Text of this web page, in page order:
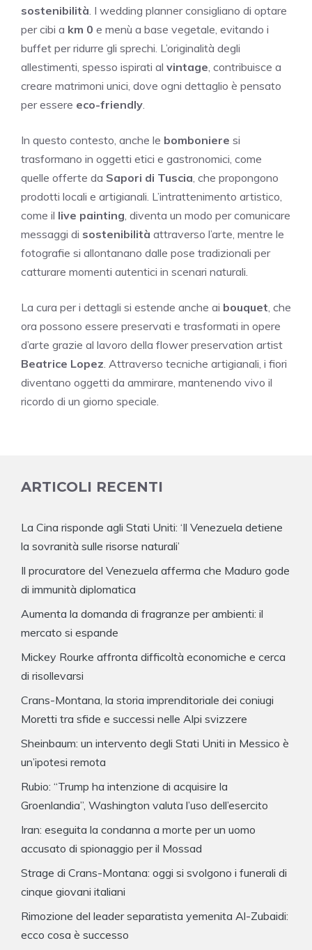
sostenibilità. I wedding planner consigliano di optare
per cibi a km 0 e menù a base vegetale, evitando i
buffet per ridurre gli sprechi. L’originalità degli
allestimenti, spesso ispirati al vintage, contribuisce a
creare matrimoni unici, dove ogni dettaglio è pensato
per essere eco-friendly.
In questo contesto, anche le bomboniere si
trasformano in oggetti etici e gastronomici, come
quelle offerte da Sapori di Tuscia, che propongono
prodotti locali e artigianali. L’intrattenimento artistico,
come il live painting, diventa un modo per comunicare
messaggi di sostenibilità attraverso l’arte, mentre le
fotografie si allontanano dalle pose tradizionali per
catturare momenti autentici in scenari naturali.
La cura per i dettagli si estende anche ai bouquet, che
ora possono essere preservati e trasformati in opere
d’arte grazie al lavoro della flower preservation artist
Beatrice Lopez. Attraverso tecniche artigianali, i fiori
diventano oggetti da ammirare, mantenendo vivo il
ricordo di un giorno speciale.
ARTICOLI RECENTI
La Cina risponde agli Stati Uniti: ‘Il Venezuela detiene
la sovranità sulle risorse naturali’
Il procuratore del Venezuela afferma che Maduro gode
di immunità diplomatica
Aumenta la domanda di fragranze per ambienti: il
mercato si espande
Mickey Rourke affronta difficoltà economiche e cerca
di risollevarsi
Crans-Montana, la storia imprenditoriale dei coniugi
Moretti tra sfide e successi nelle Alpi svizzere
Sheinbaum: un intervento degli Stati Uniti in Messico è
un’ipotesi remota
Rubio: “Trump ha intenzione di acquisire la
Groenlandia”, Washington valuta l’uso dell’esercito
Iran: eseguita la condanna a morte per un uomo
accusato di spionaggio per il Mossad
Strage di Crans-Montana: oggi si svolgono i funerali di
cinque giovani italiani
Rimozione del leader separatista yemenita Al-Zubaidi:
ecco cosa è successo